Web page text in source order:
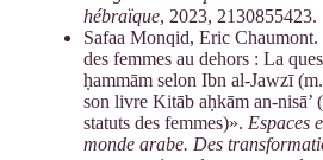
hébraïque, 2023, 2130855423.
Safaa Monqid, Eric Chaumont.
des femmes au dehors : La
ḥammām selon Ibn al-Jawzī
son livre Kitāb aḥkām an-nisā’
statuts des femmes)». Espaces
monde arabe. Des